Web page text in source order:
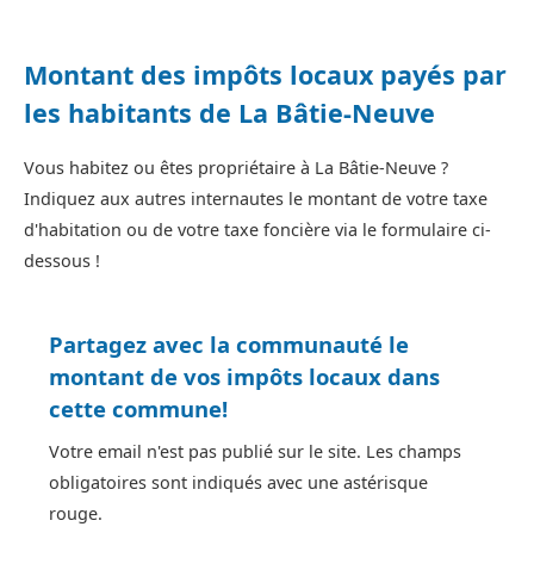
Montant des impôts locaux payés par
les habitants de La Bâtie-Neuve
Vous habitez ou êtes propriétaire à La Bâtie-Neuve ?
Indiquez aux autres internautes le montant de votre taxe
d'habitation ou de votre taxe foncière via le formulaire ci-
dessous !
Partagez avec la communauté le
montant de vos impôts locaux dans
cette commune!
Votre email n'est pas publié sur le site. Les champs
obligatoires sont indiqués avec une astérisque
rouge.